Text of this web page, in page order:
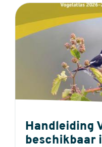
Handleiding
beschikbaar